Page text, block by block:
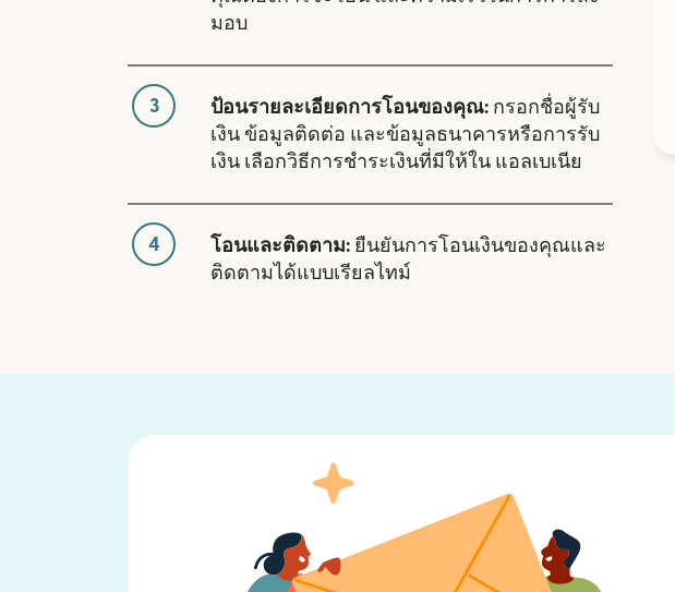
มอบ
3 ป้อนรายละเอียดการโอนของคุณ: กรอกชื่อผู้รับ
เงิน ข้อมูลติดต่อ และข้อมูลธนาคารหรือการรับ
เงิน เลือกวิธีการชำระเงินที่มีให้ใน แอลเบเนีย
4 โอนและติดตาม: ยืนยันการโอนเงินของคุณและ
ติดตามได้แบบเรียลไทม์